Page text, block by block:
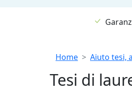
Home Aiuto tesi,
Tesi di